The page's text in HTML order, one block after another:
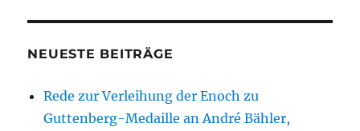
NEUESTE BEITRÄGE
Rede zur Verleihung der Enoch zu
Guttenberg-Medaille an André Bähler,